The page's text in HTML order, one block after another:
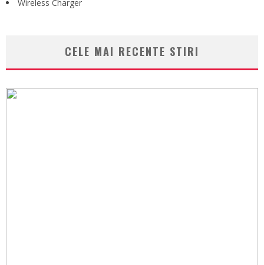
Wireless Charger
CELE MAI RECENTE STIRI